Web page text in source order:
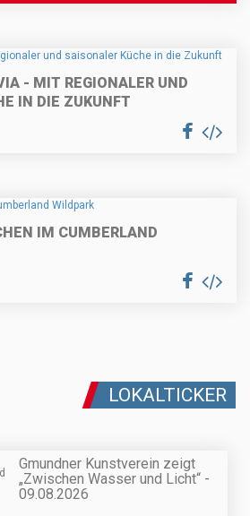
- MIT REGIONALER UND
IN DIE ZUKUNFT
IM CUMBERLAND
LOKALTICKER
Gmundner Kunstverein zeigt
„Zwischen Wasser und Licht“ -
09.08.2026